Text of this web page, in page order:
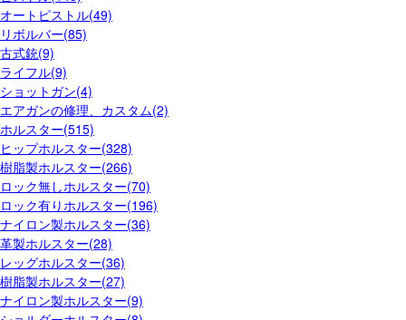
オートピストル(49)
リボルバー(85)
古式銃(9)
ライフル(9)
ショットガン(4)
エアガンの修理、カスタム(2)
ホルスター(515)
ヒップホルスター(328)
樹脂製ホルスター(266)
ロック無しホルスター(70)
ロック有りホルスター(196)
ナイロン製ホルスター(36)
革製ホルスター(28)
レッグホルスター(36)
樹脂製ホルスター(27)
ナイロン製ホルスター(9)